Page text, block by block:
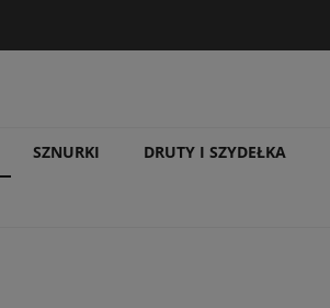
SZNURKI DRUTY I SZYDEŁKA